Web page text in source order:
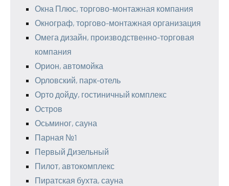
Окна Плюс, торгово-монтажная компания
Окнограф, торгово-монтажная организация
Омега дизайн, производственно-торговая
компания
Орион, автомойка
Орловский, парк-отель
Орто дойду, гостиничный комплекс
Остров
Осьминог, сауна
Парная №1
Первый Дизельный
Пилот, автокомплекс
Пиратская бухта, сауна